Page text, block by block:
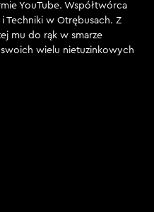
auta może wzięła
nie patrzeć w trochę
którzy po prostu
w sumie to rzadko,
do tego, żeby
jako bardziej
Nawet jak z Łukaszem
dwóch się za tym
coś w tym jest.
YouTube. Współtwórca
Techniki w Otrębusach. Z
mu do rąk w smarze
wielu nietuzinkowych